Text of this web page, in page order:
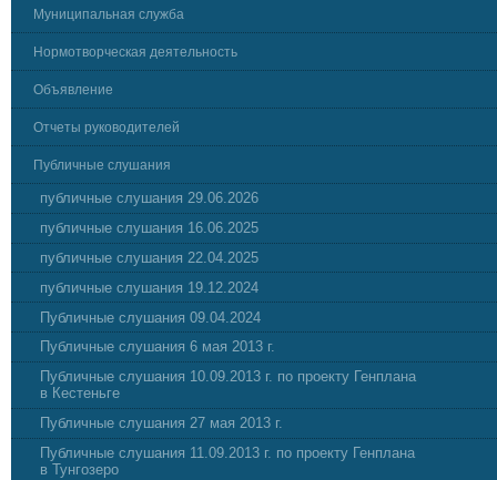
Муниципальная служба
Нормотворческая деятельность
Объявление
Отчеты руководителей
Публичные слушания
публичные слушания 29.06.2026
публичные слушания 16.06.2025
публичные слушания 22.04.2025
публичные слушания 19.12.2024
Публичные слушания 09.04.2024
Публичные слушания 6 мая 2013 г.
Публичные слушания 10.09.2013 г. по проекту Генплана
в Кестеньге
Публичные слушания 27 мая 2013 г.
Публичные слушания 11.09.2013 г. по проекту Генплана
в Тунгозеро